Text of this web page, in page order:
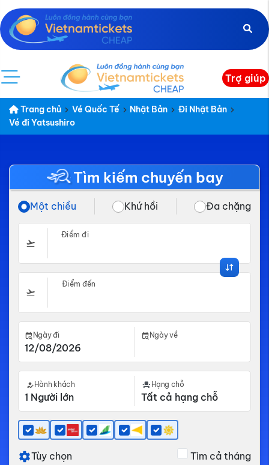
Trợ giúp
Trang chủ Vé Quốc Tế Nhật Bản
Đi Nhật Bản
Vé đi Yatsushiro
Tìm kiếm chuyến bay
Một chiều Khứ hồi Đa chặng
Điểm đi
Điểm đến
Ngày đi Ngày về
Hành khách Hạng chỗ
Tùy chọn Tìm cả tháng